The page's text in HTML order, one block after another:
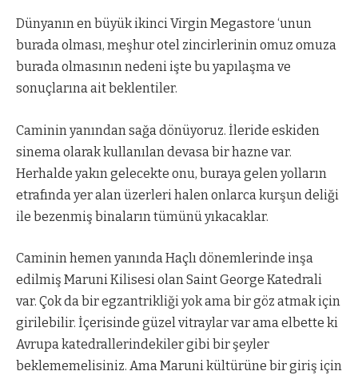
Dünyanın en büyük ikinci Virgin Megastore ‘unun
burada olması, meşhur otel zincirlerinin omuz omuza
burada olmasının nedeni işte bu yapılaşma ve
sonuçlarına ait beklentiler.
Caminin yanından sağa dönüyoruz. İleride eskiden
sinema olarak kullanılan devasa bir hazne var.
Herhalde yakın gelecekte onu, buraya gelen yolların
etrafında yer alan üzerleri halen onlarca kurşun deliği
ile bezenmiş binaların tümünü yıkacaklar.
Caminin hemen yanında Haçlı dönemlerinde inşa
edilmiş Maruni Kilisesi olan Saint George Katedrali
var. Çok da bir egzantrikliği yok ama bir göz atmak için
girilebilir. İçerisinde güzel vitraylar var ama elbette ki
Avrupa katedrallerindekiler gibi bir şeyler
beklememelisiniz. Ama Maruni kültürüne bir giriş için